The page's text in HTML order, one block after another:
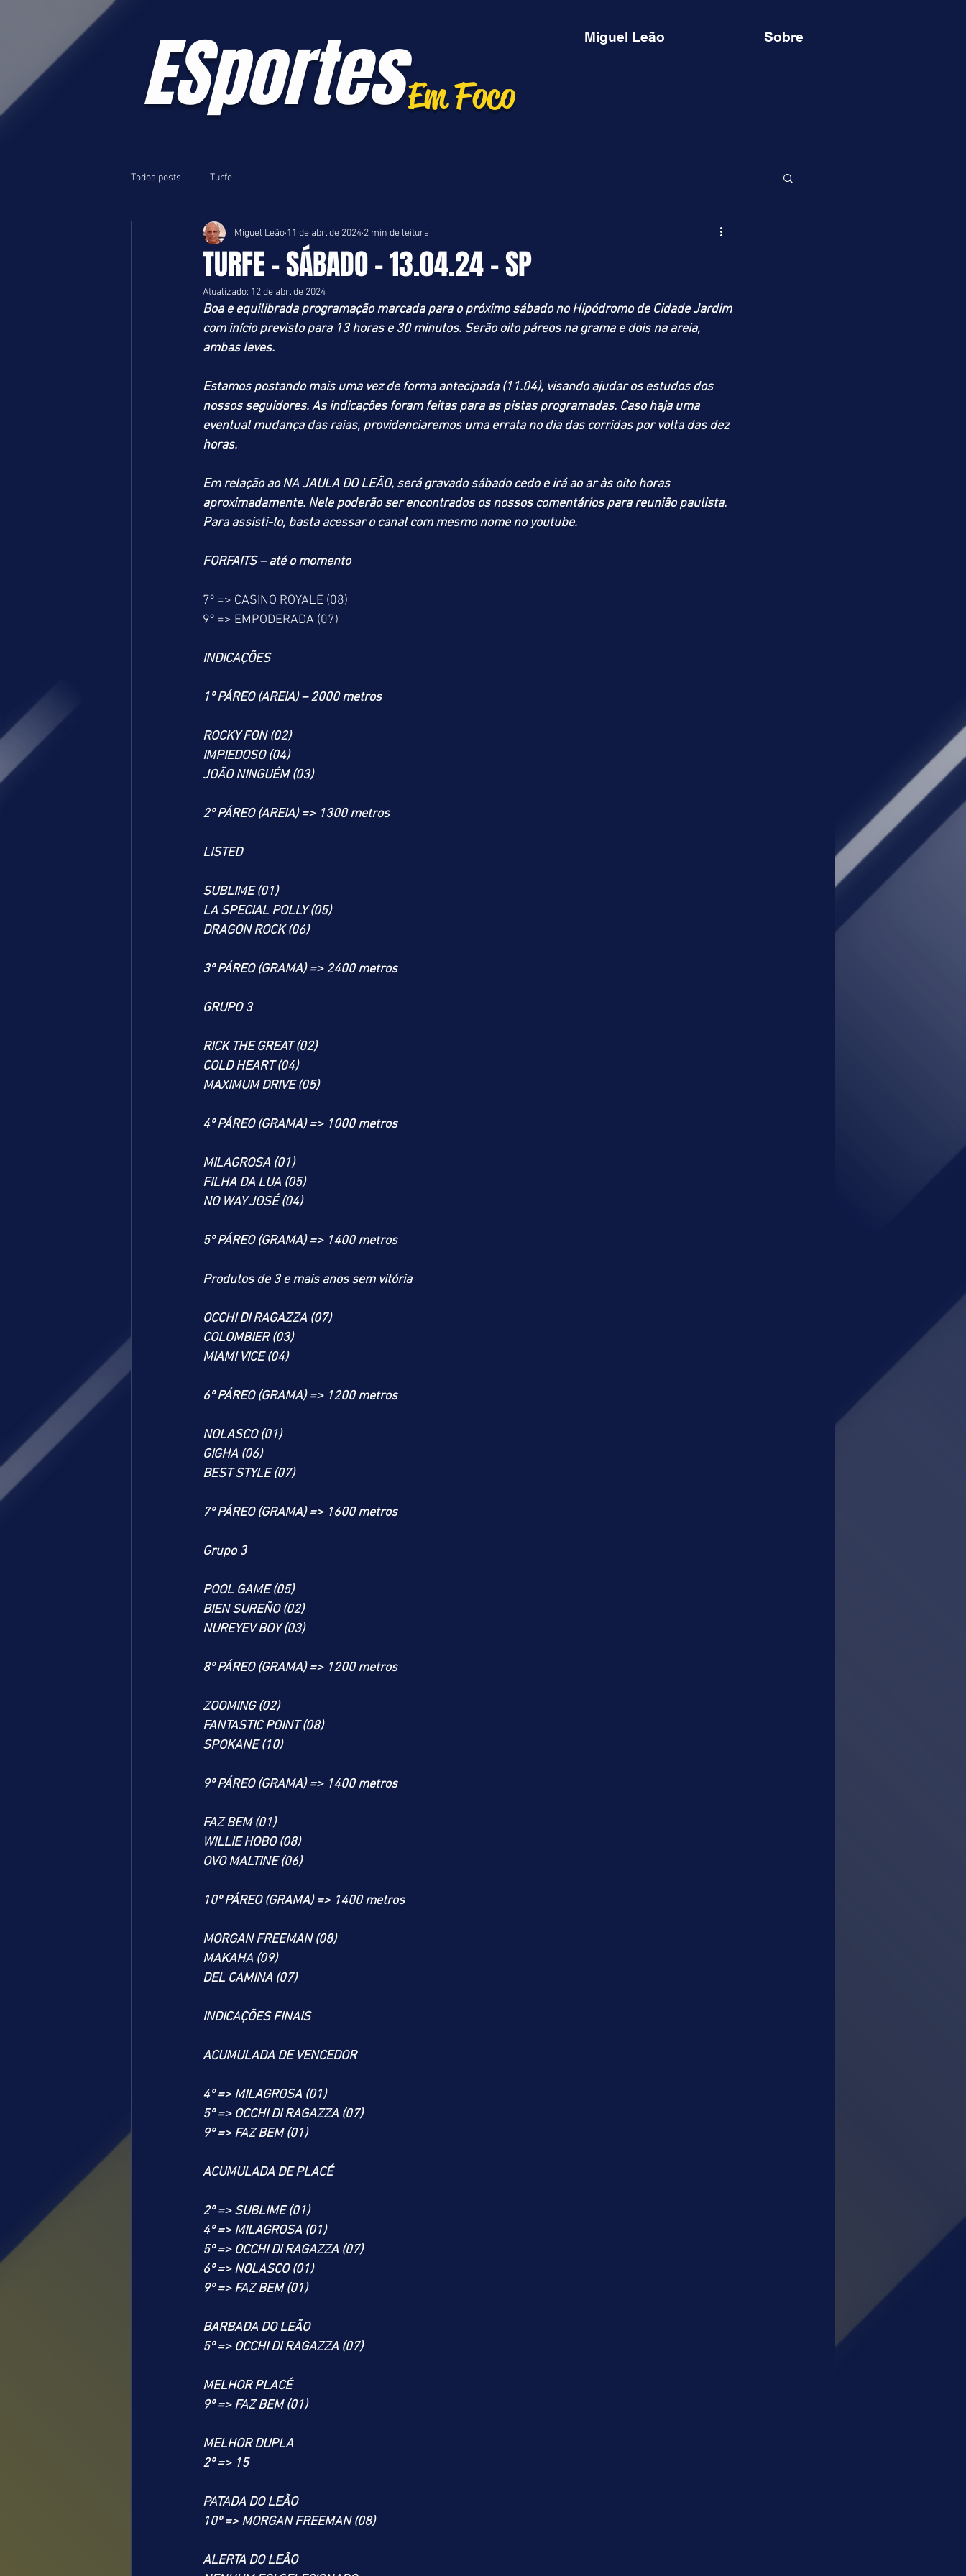
ESportesEm Foco
Miguel Leão Sobre
Todos posts Turfe
TURFE - SÁBADO - 13.04.24 - SP
Miguel Leão 11 de abr. de 2024 2 min de leitura
Atualizado: 12 de abr. de 2024
Boa e equilibrada programação marcada para o próximo sábado no Hipódromo de Cidade Jardim
com início previsto para 13 horas e 30 minutos. Serão oito páreos na grama e dois na areia,
ambas leves.
Estamos postando mais uma vez de forma antecipada (11.04), visando ajudar os estudos dos
nossos seguidores. As indicações foram feitas para as pistas programadas. Caso haja uma
eventual mudança das raias, providenciaremos uma errata no dia das corridas por volta das dez
horas.
Em relação ao NA JAULA DO LEÃO, será gravado sábado cedo e irá ao ar às oito horas
aproximadamente. Nele poderão ser encontrados os nossos comentários para reunião paulista.
Para assisti-lo, basta acessar o canal com mesmo nome no youtube.
FORFAITS – até o momento
7º => CASINO ROYALE (08)
9º => EMPODERADA (07)
INDICAÇÕES
1º PÁREO (AREIA) – 2000 metros
ROCKY FON (02)
IMPIEDOSO (04)
JOÃO NINGUÉM (03)
2º PÁREO (AREIA) => 1300 metros
LISTED
SUBLIME (01)
LA SPECIAL POLLY (05)
DRAGON ROCK (06)
3º PÁREO (GRAMA) => 2400 metros
GRUPO 3
RICK THE GREAT (02)
COLD HEART (04)
MAXIMUM DRIVE (05)
4º PÁREO (GRAMA) => 1000 metros
MILAGROSA (01)
FILHA DA LUA (05)
NO WAY JOSÉ (04)
5º PÁREO (GRAMA) => 1400 metros
Produtos de 3 e mais anos sem vitória
OCCHI DI RAGAZZA (07)
COLOMBIER (03)
MIAMI VICE (04)
6º PÁREO (GRAMA) => 1200 metros
NOLASCO (01)
GIGHA (06)
BEST STYLE (07)
7º PÁREO (GRAMA) => 1600 metros
Grupo 3
POOL GAME (05)
BIEN SUREÑO (02)
NUREYEV BOY (03)
8º PÁREO (GRAMA) => 1200 metros
ZOOMING (02)
FANTASTIC POINT (08)
SPOKANE (10)
9º PÁREO (GRAMA) => 1400 metros
FAZ BEM (01)
WILLIE HOBO (08)
OVO MALTINE (06)
10º PÁREO (GRAMA) => 1400 metros
MORGAN FREEMAN (08)
MAKAHA (09)
DEL CAMINA (07)
INDICAÇÕES FINAIS
ACUMULADA DE VENCEDOR
4º => MILAGROSA (01)
5º => OCCHI DI RAGAZZA (07)
9º => FAZ BEM (01)
ACUMULADA DE PLACÉ
2º => SUBLIME (01)
4º => MILAGROSA (01)
5º => OCCHI DI RAGAZZA (07)
6º => NOLASCO (01)
9º => FAZ BEM (01)
BARBADA DO LEÃO
5º => OCCHI DI RAGAZZA (07)
MELHOR PLACÉ
9º => FAZ BEM (01)
MELHOR DUPLA
2º => 15
PATADA DO LEÃO
10º => MORGAN FREEMAN (08)
ALERTA DO LEÃO